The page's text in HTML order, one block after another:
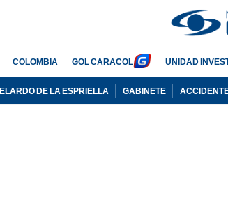
COLOMBIA GOL CARACOL UNIDAD
DE LA ESPRIELLA GABINETE